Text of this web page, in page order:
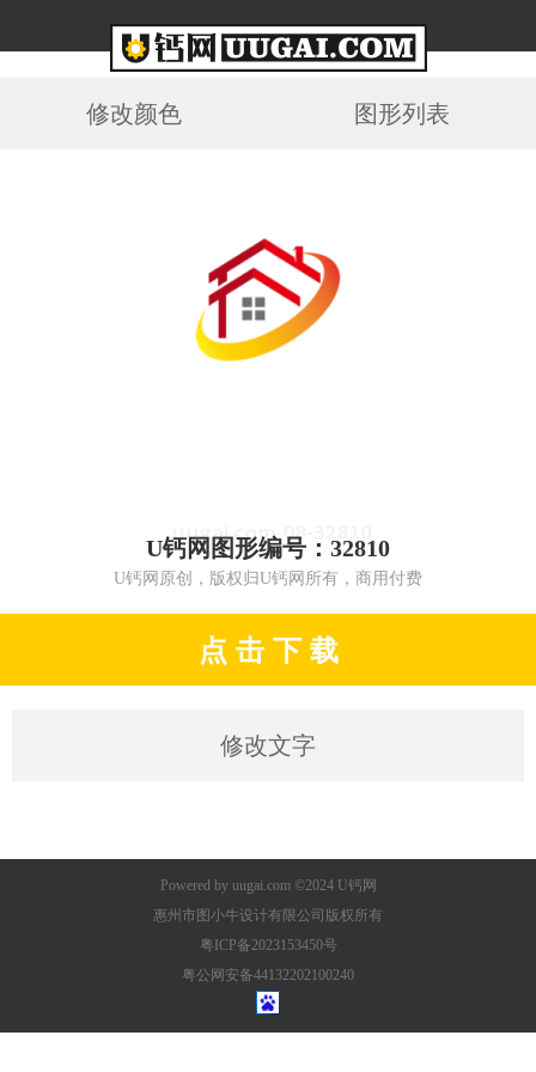
修改颜色 图形列表
U钙网图形编号：32810
U钙网原创，版权归U钙网所有，商用付费
点 击 下 载
修改文字
Powered by uugai.com©2024 U钙网
惠州市图小牛设计有限公司版权所有
粤ICP备2023153450号
粤公网安备44132202100240